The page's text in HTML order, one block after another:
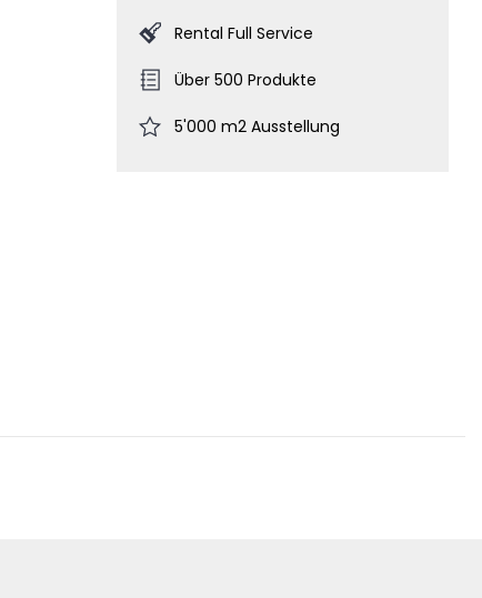
Rental Full Service
Über 500 Produkte
5'000 m2 Ausstellung